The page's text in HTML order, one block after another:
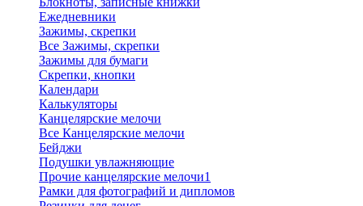
Ежедневники
Зажимы, скрепки
Все Зажимы, скрепки
Зажимы для бумаги
Скрепки, кнопки
Календари
Калькуляторы
Канцелярские мелочи
Все Канцелярские мелочи
Бейджи
Подушки увлажняющие
Прочие канцелярские мелочи1
Рамки для фотографий и дипломов